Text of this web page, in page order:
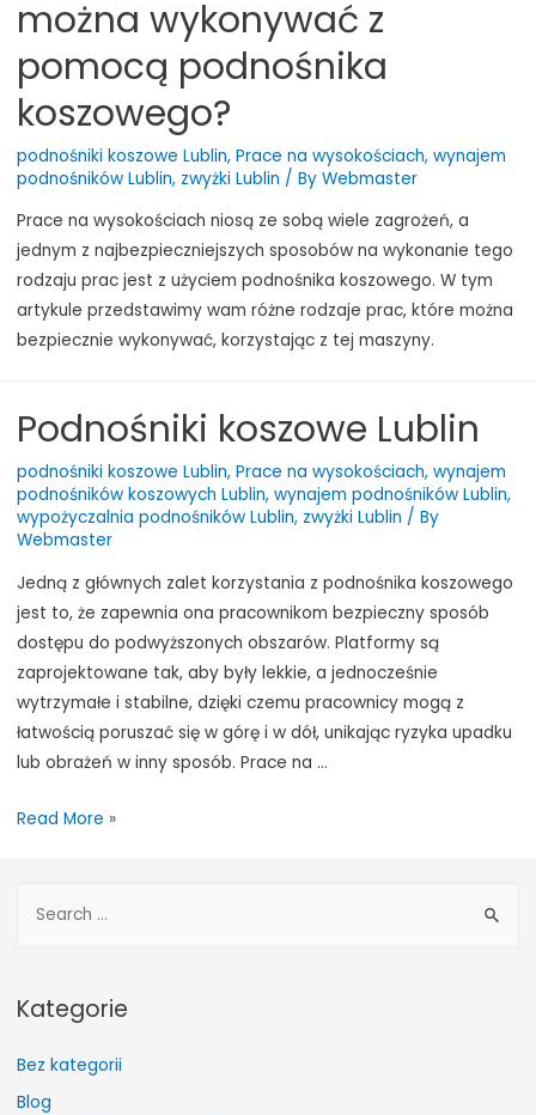
można wykonywać z
pomocą podnośnika
koszowego?
podnośniki koszowe Lublin, Prace na wysokościach, wynajem
podnośników Lublin, zwyżki Lublin / By Webmaster
Prace na wysokościach niosą ze sobą wiele zagrożeń, a
jednym z najbezpieczniejszych sposobów na wykonanie tego
rodzaju prac jest z użyciem podnośnika koszowego. W tym
artykule przedstawimy wam różne rodzaje prac, które można
bezpiecznie wykonywać, korzystając z tej maszyny.
Podnośniki koszowe Lublin
podnośniki koszowe Lublin, Prace na wysokościach, wynajem
podnośników koszowych Lublin, wynajem podnośników Lublin,
wypożyczalnia podnośników Lublin, zwyżki Lublin / By
Webmaster
Jedną z głównych zalet korzystania z podnośnika koszowego
jest to, że zapewnia ona pracownikom bezpieczny sposób
dostępu do podwyższonych obszarów. Platformy są
zaprojektowane tak, aby były lekkie, a jednocześnie
wytrzymałe i stabilne, dzięki czemu pracownicy mogą z
łatwością poruszać się w górę i w dół, unikając ryzyka upadku
lub obrażeń w inny sposób. Prace na …
Podnośniki
Read More »
r
h
f
Kategorie
Bez kategorii
Blog